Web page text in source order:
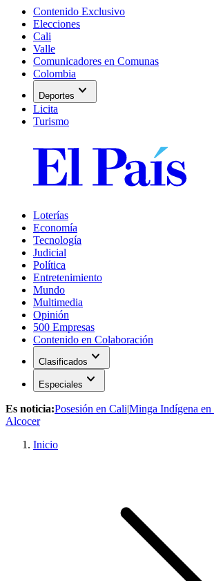
Contenido Exclusivo
Elecciones
Cali
Valle
Comunicadores en Comunas
Colombia
Deportes expand_more
Licita
Turismo
Loterías
Economía
Tecnología
Judicial
Política
Entretenimiento
Mundo
Multimedia
Opinión
500 Empresas
Contenido en Colaboración
Clasificados expand_more
Especiales expand_more
Es noticia:Posesión en Cali|Minga Indígena en
Alcocer
Inicio